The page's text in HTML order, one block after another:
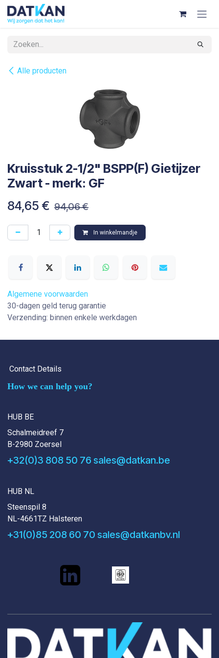
Overslaan naar inhoud
Alle producten
Kruisstuk 2-1/2" BSPP(F) Gietijzer
Zwart - merk: GF
84,65 € 94,06€
In winkelmandje
Algemene voorwaarden
30-dagen geld terug garantie
Verzending: binnen enkele werkdagen
Contact Details
How we can help you?
HUB BE
Schalmeidreef 7
B-2980 Zoersel
+32(0)3 808 50 76 sales@datkan.be
HUB NL
Steenspil 8
NL-4661TZ Halsteren
+31(0)85 208 60 70 sales@datkanbv.nl